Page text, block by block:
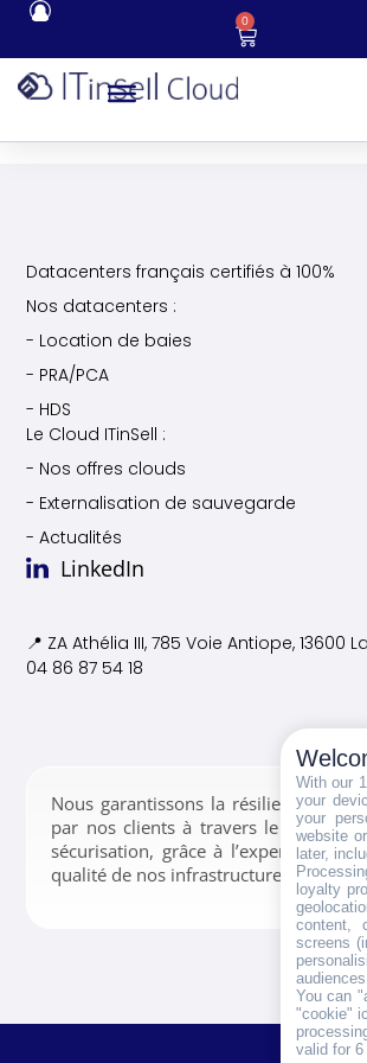
0
Datacenters français certifiés à 100%
Nos datacenters :
- Location de baies
- PRA/PCA
- HDS
Le Cloud ITinSell :
- Nos offres clouds
- Externalisation de sauvegarde
- Actualités
LinkedIn
📍 ZA Athélia III, 785 Voie Antiope, 13600
04 86 87 54 18
Nous garantissons la résilience des
par nos clients à travers le
sécurisation, grâce à l’expertise de
qualité de nos infrastructures.
With our
your
your
website
later,
loyalty
content,
screens
audiences.
You can
"cookie"
valid for 6